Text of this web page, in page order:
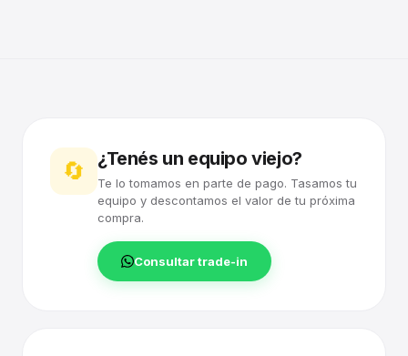
🔄 ¿Tenés un equipo viejo?
Te lo tomamos en parte de pago. Tasamos tu
equipo y descontamos el valor de tu próxima
compra.
Consultar trade-in